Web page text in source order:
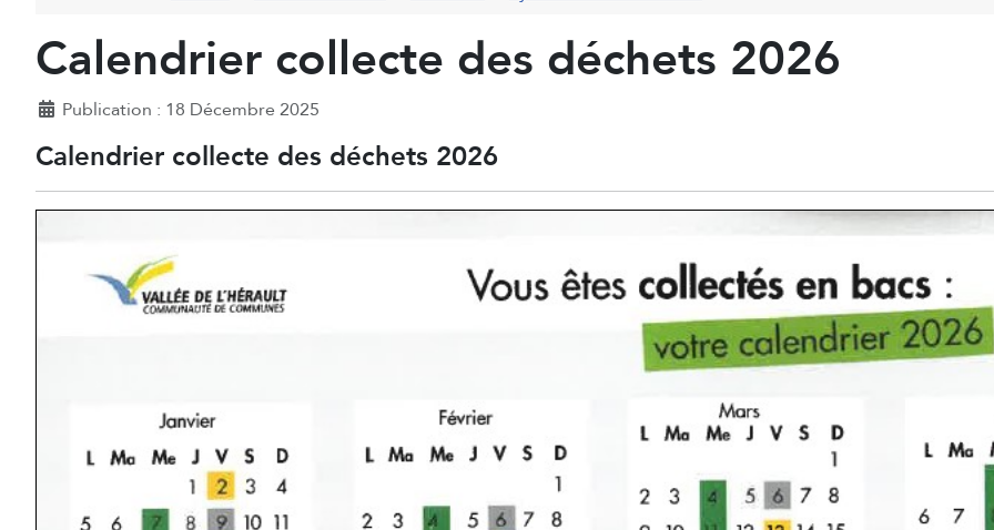
Calendrier collecte des déchets 2026
DétailsPublication : 18 Décembre 2025
Calendrier collecte des déchets 2026